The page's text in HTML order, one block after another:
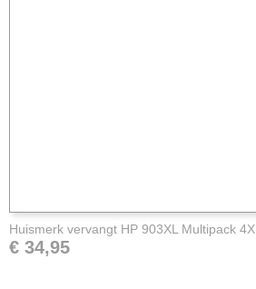
Huismerk vervangt HP 903XL Multipack 4X
€ 34,95